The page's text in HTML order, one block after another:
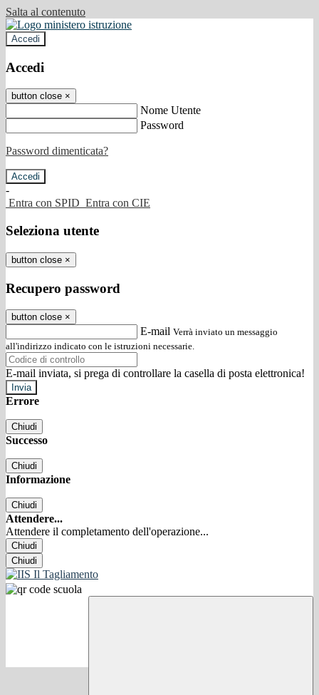
Salta al contenuto
Accedi
Accedi
button close ×
Nome Utente
Password
Password dimenticata?
-
Entra con SPID Entra con CIE
Seleziona utente
button close ×
Recupero password
button close ×
E-mail Verrà inviato un messaggio
all'indirizzo indicato con le istruzioni necessarie.
E-mail inviata, si prega di controllare la casella di posta elettronica!
Errore
Chiudi
Successo
Chiudi
Informazione
Chiudi
Attendere...
Attendere il completamento dell'operazione...
Chiudi
Chiudi